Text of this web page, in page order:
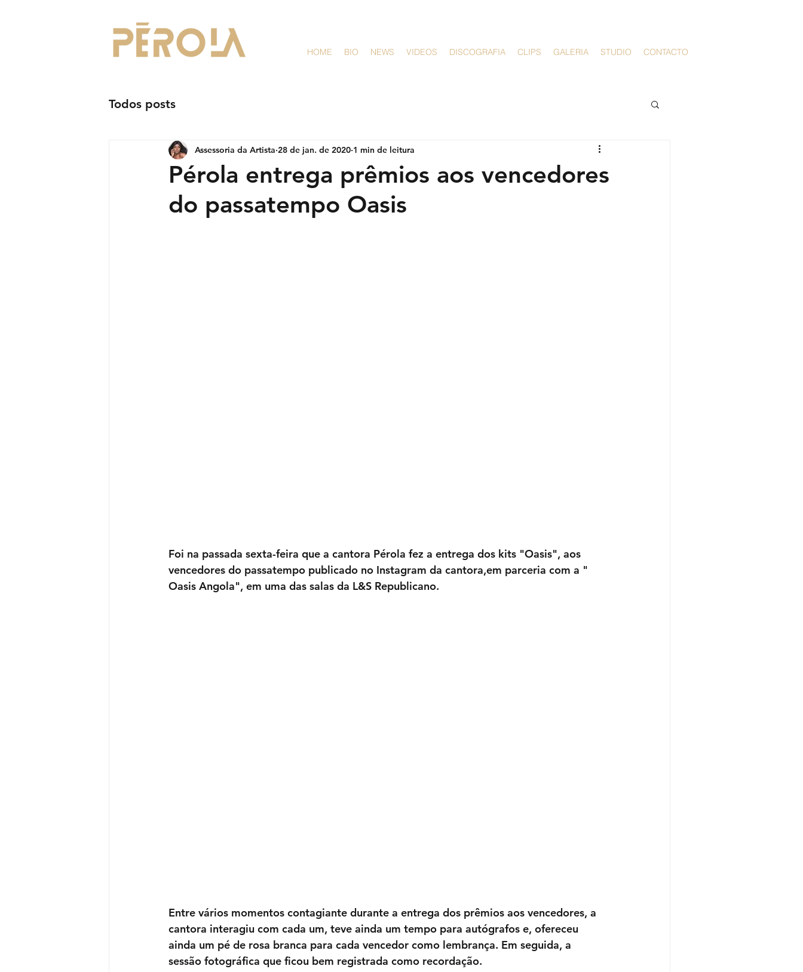
HOME BIO NEWS VIDEOS DISCOGRAFIA CLIPS GALERIA STUDIO CONTACTO
Todos posts
Pérola entrega prêmios aos vencedores
do passatempo Oasis
Assessoria da Artista 28 de jan. de 2020 1 min de leitura
Foi na passada sexta-feira que a cantora Pérola fez a entrega dos kits "Oasis", aos
vencedores do passatempo publicado no Instagram da cantora,em parceria com a "
Oasis Angola", em uma das salas da L&S Republicano.
Entre vários momentos contagiante durante a entrega dos prêmios aos vencedores, a
cantora interagiu com cada um, teve ainda um tempo para autógrafos e, ofereceu
ainda um pé de rosa branca para cada vencedor como lembrança. Em seguida, a
sessão fotográfica que ficou bem registrada como recordação.